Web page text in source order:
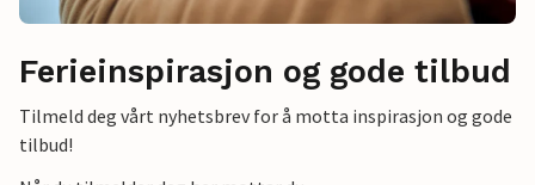
Ferieinspirasjon og gode tilbud
Tilmeld deg vårt nyhetsbrev for å motta inspirasjon og gode
tilbud!